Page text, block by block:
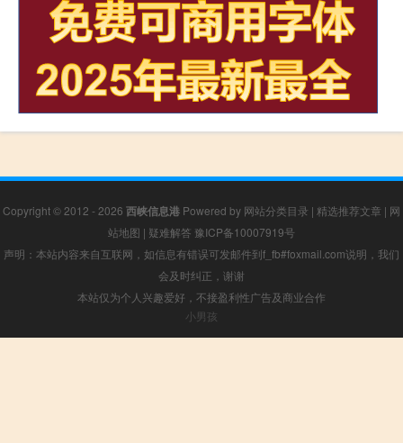
Copyright © 2012 - 2026 西峡信息港 Powered by 网站分类目录 | 精选推荐文章 | 网
站地图 | 疑难解答 豫ICP备10007919号
声明：本站内容来自互联网，如信息有错误可发邮件到f_fb#foxmail.com说明，我们
会及时纠正，谢谢
本站仅为个人兴趣爱好，不接盈利性广告及商业合作
小男孩